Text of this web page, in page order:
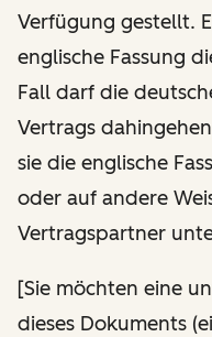
Verfügung gestellt.
englische Fassung
Fall darf die
Vertrags
sie die englische
oder auf andere
Vertragspartner
[Sie möchten eine
dieses Dokuments